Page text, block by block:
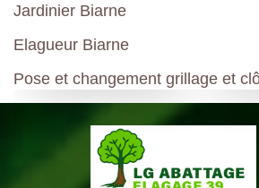
Jardinier Biarne
Elagueur Biarne
Pose et changement grillage et